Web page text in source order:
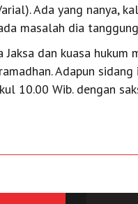
Ada yang nanya,
masalah dia
dan kuasa
Adapun
10.00 Wib. dengan